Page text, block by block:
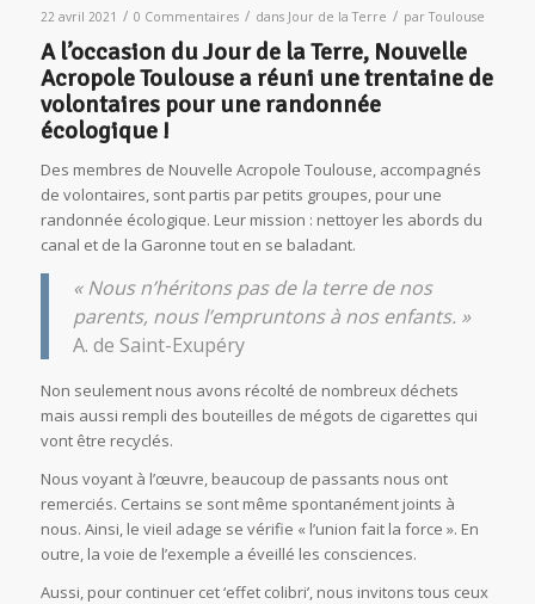
22 avril 2021 / 0 Commentaires / dans Jour de la Terre / parToulouse
A l’occasion du Jour de la Terre, Nouvelle
Acropole Toulousea réuni une trentaine de
volontaires pour une randonnée
écologique !
Des membres de Nouvelle Acropole Toulouse, accompagnés
de volontaires, sont partis par petits groupes, pour une
randonnée écologique. Leur mission : nettoyer les abords du
canal et de la Garonne tout en se baladant.
« Nous n’héritons pas de la terre de nos
parents, nous l’empruntons à nos enfants. »
A. de Saint-Exupéry
Non seulement nous avons récolté de nombreux déchets
mais aussi rempli des bouteilles de mégots de cigarettes qui
vont être recyclés.
Nous voyant à l’œuvre, beaucoup de passants nous ont
remerciés. Certains se sont même spontanément joints à
nous. Ainsi, le vieil adage se vérifie « l’union fait la force ». En
outre, la voie de l’exemple a éveillé les consciences.
Aussi, pour continuer cet ‘effet colibri’, nous invitons tous ceux